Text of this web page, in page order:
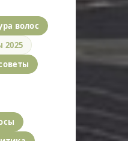
волос
2025